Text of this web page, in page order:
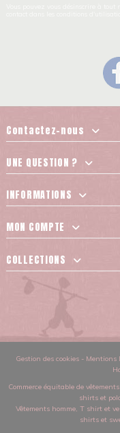
Contactez-nous
UNE QUESTION ?
INFORMATIONS
MON COMPTE
COLLECTIONS
Gestion des cookies- Mentions
Commerce équitable de
shirts et
Vêtements homme, T shirt et
shirts et